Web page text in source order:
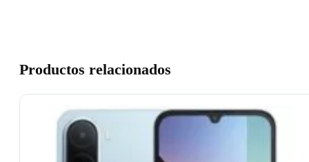
Productos relacionados